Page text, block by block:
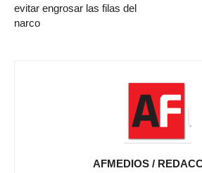
evitar engrosar las filas del
narco
AFMEDIOS /